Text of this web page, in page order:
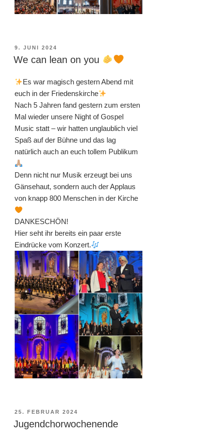
VERÖFFENTLICHT
AM
9. JUNI 2024
We can lean on you
Es war magisch gestern Abend mit
euch in der Friedenskirche
Nach 5 Jahren fand gestern zum ersten
Mal wieder unsere Night of Gospel
Music statt – wir hatten unglaublich viel
Spaß auf der Bühne und das lag
natürlich auch an euch tollem Publikum
Denn nicht nur Musik erzeugt bei uns
Gänsehaut, sondern auch der Applaus
von knapp 800 Menschen in der Kirche
DANKESCHÖN!
Hier seht ihr bereits ein paar erste
Eindrücke vom Konzert.
VERÖFFENTLICHT
AM
25. FEBRUAR 2024
Jugendchorwochenende